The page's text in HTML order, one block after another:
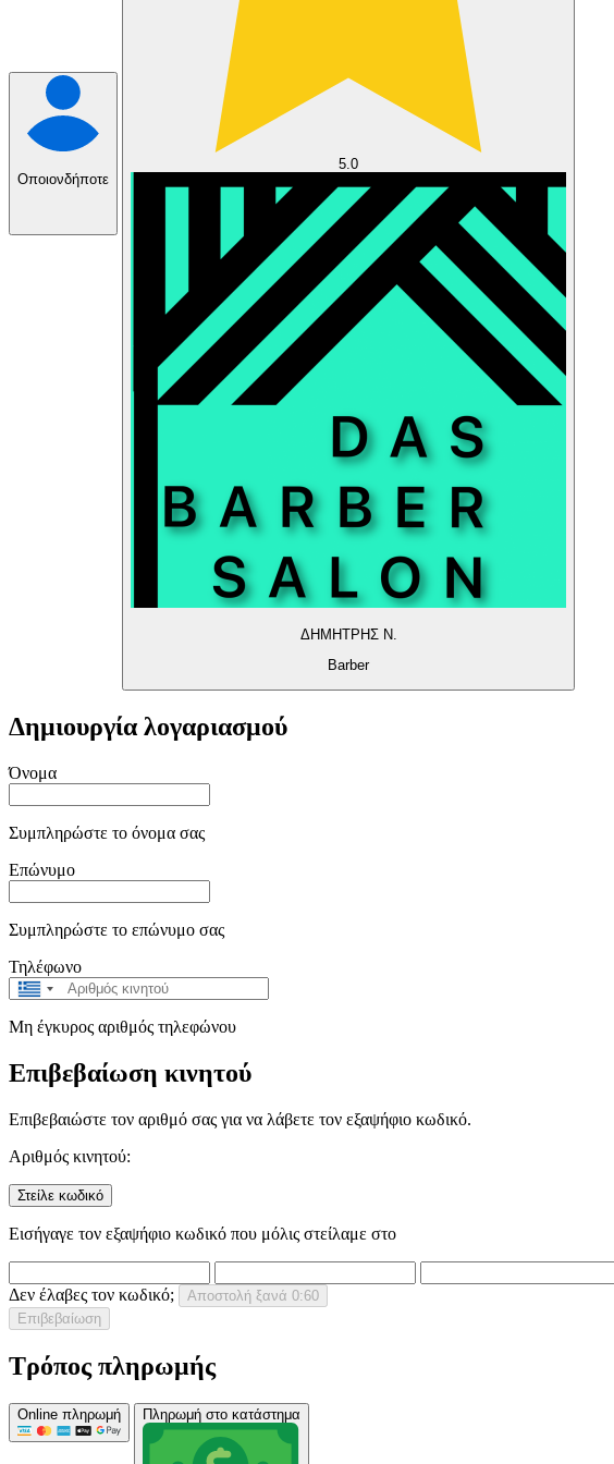
Οποιονδήποτε
5.0
ΔΗΜΗΤΡΗΣ Ν.
Barber
Δημιουργία λογαριασμού
Όνομα
Συμπληρώστε το όνομα σας
Επώνυμο
Συμπληρώστε το επώνυμο σας
Τηλέφωνο
Greece
Μη έγκυρος αριθμός τηλεφώνου
Επιβεβαίωση κινητού
Επιβεβαιώστε τον αριθμό σας για να λάβετε τον εξαψήφιο κωδικό.
Αριθμός κινητού:
Στείλε κωδικό
Εισήγαγε τον εξαψήφιο κωδικό που μόλις στείλαμε στο
Δεν έλαβες τον κωδικό; Αποστολή ξανά 0:60
Επιβεβαίωση
Τρόπος πληρωμής
Online πληρωμή Πληρωμή στο κατάστημα